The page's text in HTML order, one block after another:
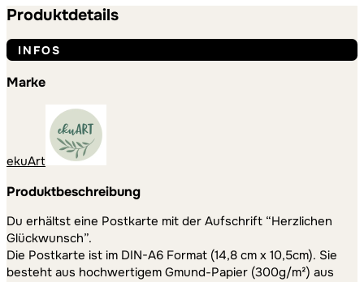
Produktdetails
INFOS
Marke
ekuArt
Produktbeschreibung
Du erhältst eine Postkarte mit der Aufschrift “Herzlichen
Glückwunsch”.
Die Postkarte ist im DIN-A6 Format (14,8 cm x 10,5cm). Sie
besteht aus hochwertigem Gmund-Papier (300g/m²) aus